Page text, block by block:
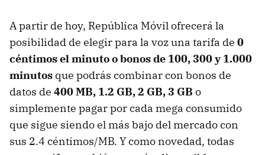
A partir de hoy, República Móvil ofrecerá la
posibilidad de elegir para la voz una tarifa de 0
céntimos el minuto o bonos de 100, 300 y 1.000
minutos que podrás combinar con bonos de
datos de 400 MB, 1.2 GB, 2 GB, 3 GB o
simplemente pagar por cada mega consumido
que sigue siendo el más bajo del mercado con
sus 2.4 céntimos/MB. Y como novedad, todas